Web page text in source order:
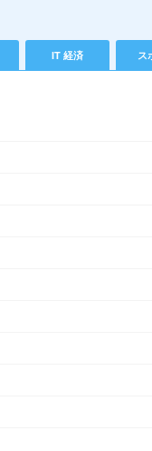
IT 経済 ス